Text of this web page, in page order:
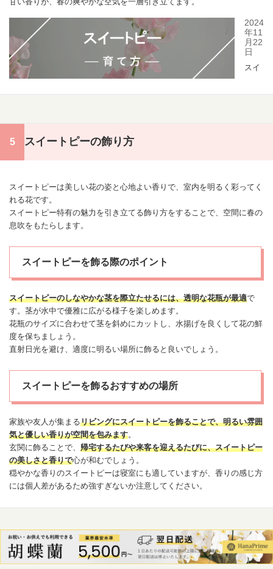
スイートピーの飾り方
スイートピーは美しい花の姿と心地よい香りで、室内を明るく彩ってく
れる花です。
スイートピー特有の魅力を引き立てる飾り方をすることで、空間に春の
息吹をもたらします。
スイートピーを飾る際のポイント
スイートピーのしなやかな茎を際立たせるには、透明な花瓶が最適で
す。茎が水中で優雅に広がる様子を楽しめます。
花瓶のサイズに合わせて茎を斜めにカットし、水揚げを良くして花の鮮
度を保ちましょう。
直射日光を避け、適度に明るい場所に飾ると良いでしょう。
スイートピーを飾るおすすめの場所
家族や友人が集まるリビングにスイートピーを飾ることで、明るい雰囲
気と優しい香りが空間を包みます。
玄関に飾ることで、 帰宅するたびや来客を迎えるたびに、スイートピー
の美しさと香りで心が和むでしょう。
穏やかな香りのスイートピーは寝室にも適していますが、香りの感じ方
には個人差があるため強すぎないか注意してください。